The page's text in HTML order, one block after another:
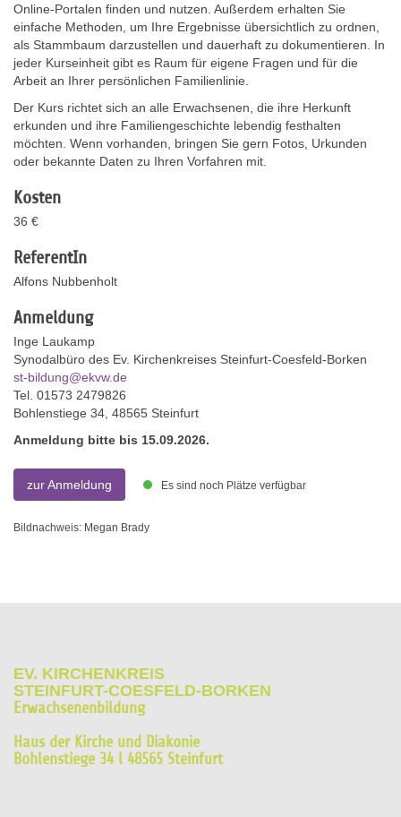
Online-Portalen finden und nutzen. Außerdem erhalten Sie
einfache Methoden, um Ihre Ergebnisse übersichtlich zu ordnen,
als Stammbaum darzustellen und dauerhaft zu dokumentieren. In
jeder Kurseinheit gibt es Raum für eigene Fragen und für die
Arbeit an Ihrer persönlichen Familienlinie.
Der Kurs richtet sich an alle Erwachsenen, die ihre Herkunft
erkunden und ihre Familiengeschichte lebendig festhalten
möchten. Wenn vorhanden, bringen Sie gern Fotos, Urkunden
oder bekannte Daten zu Ihren Vorfahren mit.
Kosten
36 €
ReferentIn
Alfons Nubbenholt
Anmeldung
Inge Laukamp
Synodalbüro des Ev. Kirchenkreises Steinfurt-Coesfeld-Borken
st-bildung@ekvw.de
Tel. 01573 2479826
Bohlenstiege 34, 48565 Steinfurt
Anmeldung bitte bis 15.09.2026.
zur Anmeldung Es sind noch Plätze verfügbar
Bildnachweis: Megan Brady
EV. KIRCHENKREIS
STEINFURT-COESFELD-BORKEN
Erwachsenenbildung
Haus der Kirche und Diakonie
Bohlenstiege 34 l 48565 Steinfurt